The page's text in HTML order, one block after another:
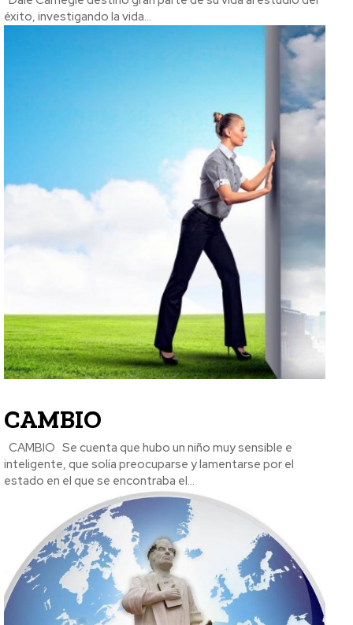
éxito, investigando la vida...
CAMBIO
inteligente, que solía preocuparse y lamentarse por el
estado en el que se encontraba el...